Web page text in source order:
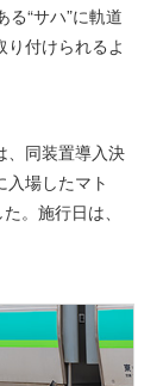
“サハ”に軌道
付けられるよ
、同装置導入決
場したマト
。施行日は、